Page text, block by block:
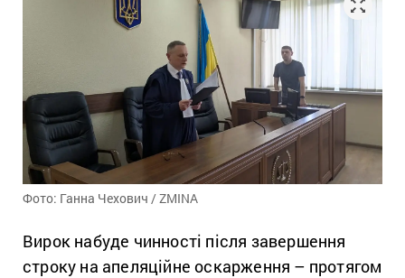
Фото: Ганна Чехович / ZMINA
Вирок набуде чинності після завершення
строку на апеляційне оскарження – протягом